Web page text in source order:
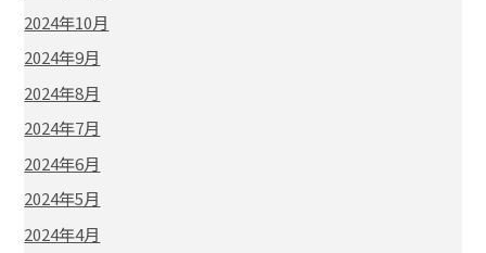
2024年10月
2024年9月
2024年8月
2024年7月
2024年6月
2024年5月
2024年4月